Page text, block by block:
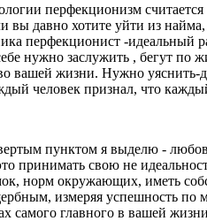
перфекционизм
вы давно хотите уйти из
перфекционист -идеальный
нужно заслужить , бегут по
вашей жизни. Нужно уяснить-
человек признал, что
пунктом я выделю -
принимать свою не
норм окружающих, иметь
измеряя успешность
самого главного в вашей